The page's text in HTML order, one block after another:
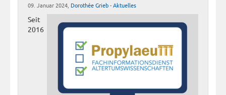
09. Januar 2024, Dorothée Grieb-Aktuelles
Seit
2016